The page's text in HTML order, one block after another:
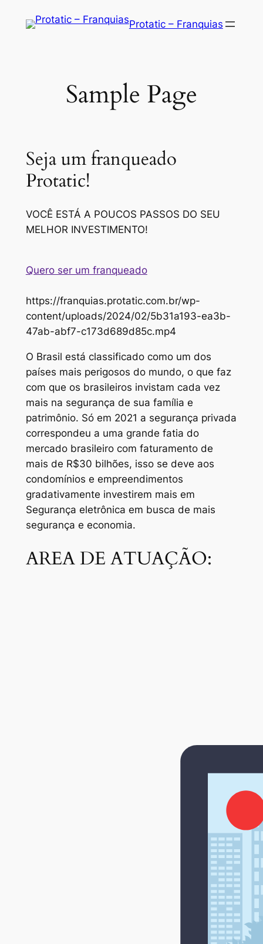
Protatic – Franquias
Sample Page
Seja um franqueado
Protatic!
VOCÊ ESTÁ A POUCOS PASSOS DO SEU
MELHOR INVESTIMENTO!
Quero ser um franqueado
https://franquias.protatic.com.br/wp-
content/uploads/2024/02/5b31a193-ea3b-
47ab-abf7-c173d689d85c.mp4
O Brasil está classificado como um dos
países mais perigosos do mundo, o que faz
com que os brasileiros invistam cada vez
mais na segurança de sua família e
patrimônio. Só em 2021 a segurança privada
correspondeu a uma grande fatia do
mercado brasileiro com faturamento de
mais de R$30 bilhões, isso se deve aos
condomínios e empreendimentos
gradativamente investirem mais em
Segurança eletrônica em busca de mais
segurança e economia.
AREA DE ATUAÇÃO: